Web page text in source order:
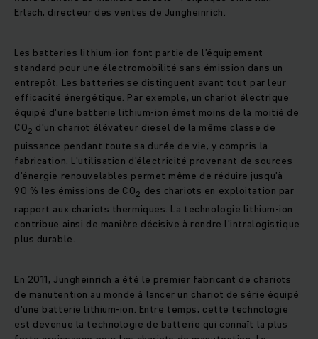
Erlach, directeur des ventes de Jungheinrich.
Les batteries lithium-ion font partie de l'équipement
standard pour une électromobilité sans émission dans un
entrepôt. Les batteries se distinguent avant tout par leur
efficacité énergétique. Par exemple, un chariot électrique
équipé d'une batterie lithium-ion émet moins de la moitié de
CO2 d'un chariot élévateur diesel de la même classe de
puissance pendant toute sa durée de vie, y compris la
fabrication. L'utilisation d'électricité provenant de sources
d'énergie renouvelables permet même de réduire jusqu'à
90 % les émissions de CO2 des chariots en exploitation par
rapport aux chariots thermiques. La technologie lithium-ion
contribue ainsi de manière décisive à rendre l'intralogistique
plus durable.
En 2011, Jungheinrich a été le premier fabricant de chariots
de manutention au monde à lancer un chariot de série équipé
d'une batterie lithium-ion. Entre temps, cette technologie
est devenue la technologie de batterie qui connaît la plus